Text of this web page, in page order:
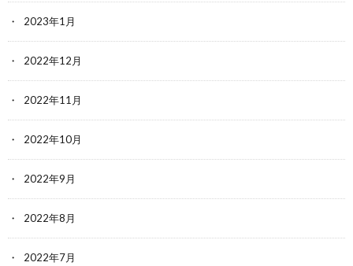
2023年1月
2022年12月
2022年11月
2022年10月
2022年9月
2022年8月
2022年7月